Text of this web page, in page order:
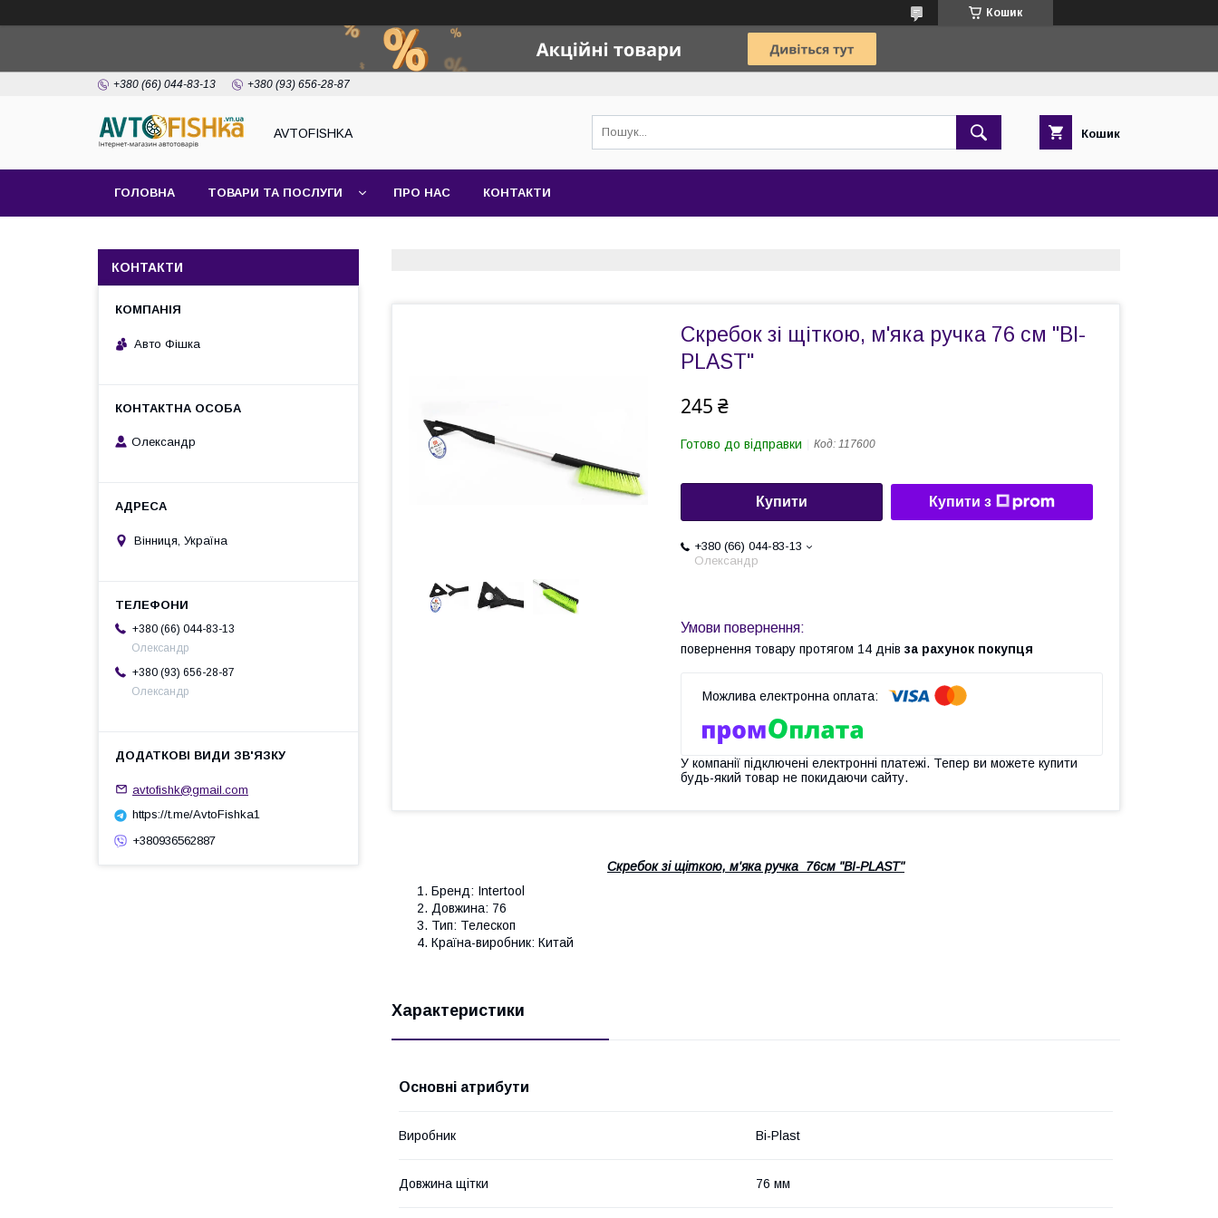
Кошик
+380 (66) 044-83-13 +380 (93) 656-28-87
AVTOFISHKA Кошик
ГОЛОВНА ТОВАРИ ТА ПОСЛУГИ ПРО НАС КОНТАКТИ
Скребок зі щіткою, м'яка ручка 76 см "BI-
PLAST"
245 ₴
Готово до відправки Код: 117600
Купити Купити з
+380 (66) 044-83-13
Олександр
повернення товару протягом 14 днів за рахунок покупця
У компанії підключені електронні платежі. Тепер ви можете купити
будь-який товар не покидаючи сайту.
Скребок зі щіткою, м'яка ручка 76см "BI-PLAST"
Бренд: Intertool
Довжина: 76
Тип: Телескоп
Країна-виробник: Китай
Характеристики
Основні атрибути
Виробник Bi-Plast
Довжина щітки 76 мм
КОНТАКТИ
Авто Фішка
Олександр
Вінниця, Україна
+380 (66) 044-83-13
Олександр
+380 (93) 656-28-87
Олександр
avtofishk@gmail.com
https://t.me/AvtoFishka1
+380936562887